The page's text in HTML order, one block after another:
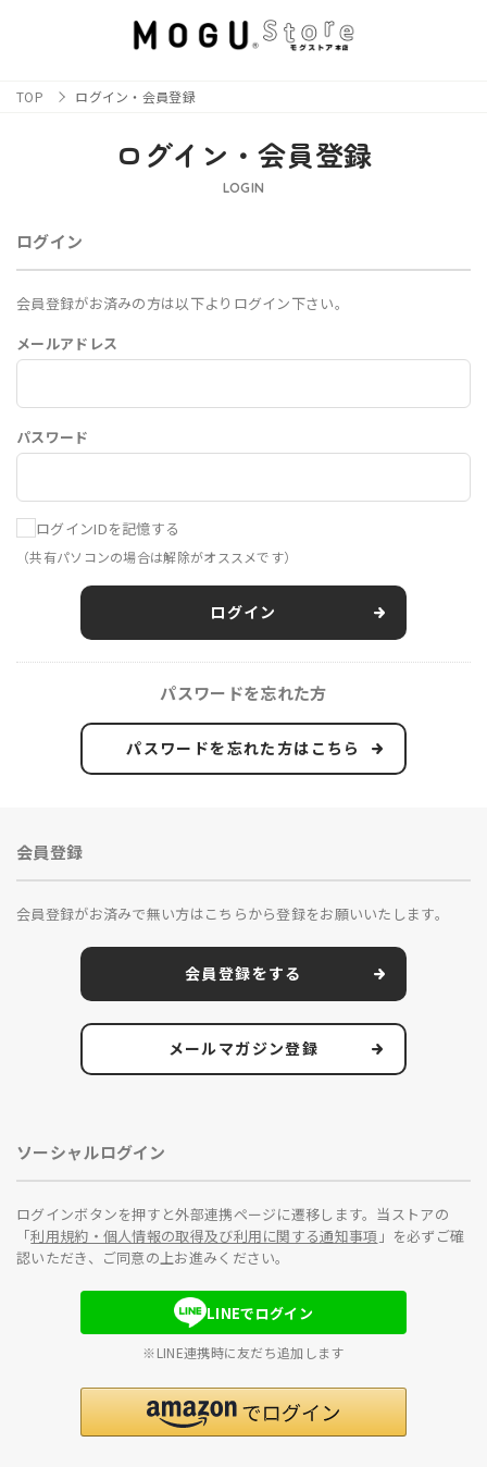
TOP ログイン・会員登録
ログイン・会員登録
LOGIN
ログイン
会員登録がお済みの方は以下よりログイン下さい。
メールアドレス
パスワード
ログインIDを記憶する
（共有パソコンの場合は解除がオススメです）
ログイン
パスワードを忘れた方
パスワードを忘れた方はこちら
会員登録
会員登録がお済みで無い方はこちらから登録をお願いいたします。
会員登録をする
メールマガジン登録
ソーシャルログイン
ログインボタンを押すと外部連携ページに遷移します。当ストアの
「利用規約・個人情報の取得及び利用に関する通知事項 」を必ずご確
認いただき、ご同意の上お進みください。
LINEでログイン
※LINE連携時に友だち追加します